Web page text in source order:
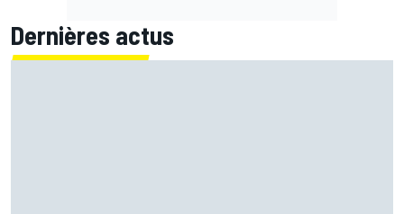
Dernières actus